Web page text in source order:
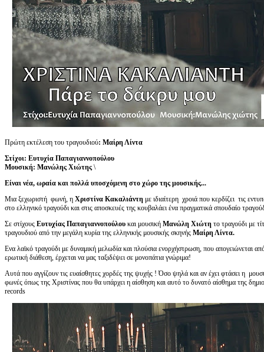
Πρώτη εκτέλεση του τραγουδιού: Μαίρη Λίντα
Στίχοι: Ευτυχία Παπαγιαννοπούλου
Μουσική: Μανώλης Χιώτης \
Είναι νέα, ωραία και πολλά υποσχόμενη στο χώρο της μουσικής...
Μια ξεχωριστή φωνή, η Χριστίνα Κακαλιάντη με ιδιαίτερη χροιά που κερδίζει τις
στο ελληνικό τραγούδι και στις αποσκευές της κουβαλάει ένα πραγματικά σπουδαίο
Σε στίχους Ευτυχίας Παπαγιαννοπούλου και μουσική Μανώλη Χιώτη το τραγούδι με
τραγουδιού από την μεγάλη κυρία της ελληνικής μουσικής σκηνής Μαίρη Λίντα.
Ενα λαϊκό τραγούδι με δυναμική μελωδία και πλούσια ενορχήστρωση, που απογειώνεται
ερωτική διάθεση, έρχεται να μας ταξιδέψει σε μονοπάτια γνώριμα!
Αυτά που αγγίζουν τις ευαίσθητες χορδές της ψυχής ! Όσο ψηλά και αν έχει φτάσει η
φωνές όπως της Χριστίνας που θα υπάρχει η αίσθηση και αυτό το δυνατό αίσθημα της
records